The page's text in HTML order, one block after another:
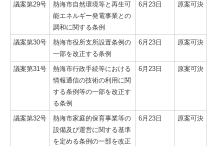
議案第29号
熱海市自然環境等と再生可
能エネルギー発電事業との
調和に関する条例
6月23日 原案可決
議案第30号
熱海市役所支所設置条例の
一部を改正する条例
6月23日 原案可決
議案第31号
熱海市行政手続等における
情報通信の技術の利用に関
する条例等の一部を改正す
る条例
6月23日 原案可決
議案第32号
熱海市家庭的保育事業等の
設備及び運営に関する基準
を定める条例の一部を改正
6月23日 原案可決